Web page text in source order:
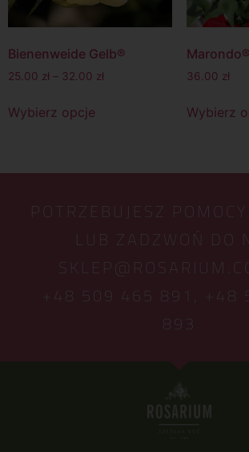
Bienenweide Gelb®
25.00 zł – 32.00 zł
Wybierz opcje
Marondo®
36.00 zł
Wybierz
POTRZEBUJESZ
LUB ZADZWOŃ DO
+48 509 465 891,
+48
893